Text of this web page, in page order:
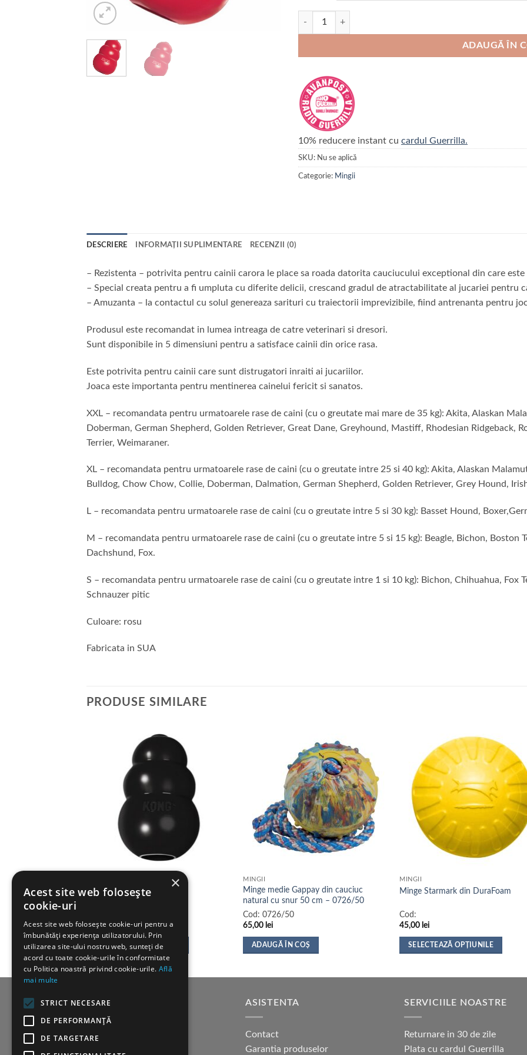
Cantitate Kong classic jucarie
ADAUGĂ ÎN
10% reducere instant cu cardul Guerrilla.
SKU: Nu se aplică
Categorie: Mingii
DESCRIERE INFORMAȚII SUPLIMENTARE RECENZII (0)
– Rezistenta – potrivita pentru cainii carora le place sa roada datorita cauciucului exceptional din care este
– Special creata pentru a fi umpluta cu diferite delicii, crescand gradul de atractabilitate al jucariei pentru
– Amuzanta – la contactul cu solul genereaza sarituri cu traiectorii imprevizibile, fiind antrenanta pentru
Produsul este recomandat in lumea intreaga de catre veterinari si dresori.
Sunt disponibile in 5 dimensiuni pentru a satisface cainii din orice rasa.
Este potrivita pentru cainii care sunt distrugatori inraiti ai jucariilor.
Joaca este importanta pentru mentinerea cainelui fericit si sanatos.
XXL – recomandata pentru urmatoarele rase de caini (cu o greutate mai mare de 35 kg): Akita, Alaskan
Doberman, German Shepherd, Golden Retriever, Great Dane, Greyhound, Mastiff, Rhodesian Ridgeback,
Terrier, Weimaraner.
XL – recomandata pentru urmatoarele rase de caini (cu o greutate intre 25 si 40 kg): Akita, Alaskan
Bulldog, Chow Chow, Collie, Doberman, Dalmation, German Shepherd, Golden Retriever, Grey Hound,
L – recomandata pentru urmatoarele rase de caini (cu o greutate intre 5 si 30 kg): Basset Hound,
M – recomandata pentru urmatoarele rase de caini (cu o greutate intre 5 si 15 kg): Beagle, Bichon, Boston
Dachshund, Fox.
S – recomandata pentru urmatoarele rase de caini (cu o greutate intre 1 si 10 kg): Bichon, Chihuahua, Fox
Schnauzer pitic
Culoare: rosu
Fabricata in SUA
PRODUSE SIMILARE
Kong Extreme jucarie
59,00 lei
SELECTEAZĂ OPȚIUNILE
Acest
produs
mai
variații.
Opțiunile
MINGII
Minge medie Gappay din cauciuc
natural cu snur 50 cm – 0726/50
Cod:0726/50
65,00 lei
ADAUGĂ ÎN COȘ
MINGII
Minge Starmark din DuraFoam
Cod:
45,00 lei
SELECTEAZĂ OPȚIUNILE
mai
din cauciuc natural
SUPORT CLIENTI
Cum cumpar?
ASISTENTA
Contact
Garantia produselor
SERVICIILE NOASTRE
Returnare in 30 de zile
Plata cu cardul Guerrilla
×
Acest site web folosește
cookie-uri
Acest site web folosește cookie-uri pentru a
îmbunătăți experiența utilizatorului. Prin
utilizarea site-ului nostru web, sunteți de
acord cu toate cookie-urile în conformitate
cu Politica noastră privind cookie-urile. Află
mai multe
STRICT NECESARE
DE PERFORMANȚĂ
DE TARGETARE